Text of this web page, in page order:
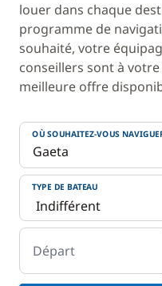
louer dans chaque
programme de
souhaité, votre
conseillers sont à
meilleure offre
OÙ SOUHAITEZ-VOUS
TYPE DE BATEAU
Départ